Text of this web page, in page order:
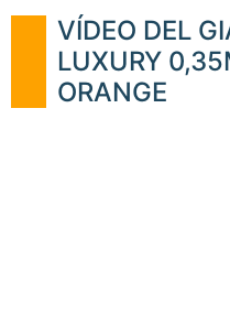
VÍDEO DEL
LUXURY
ORANGE